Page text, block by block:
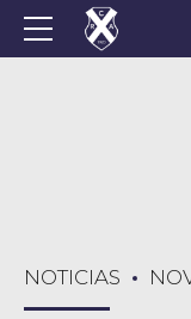
NOTICIAS